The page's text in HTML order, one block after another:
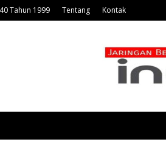
Tahun 1999 Tentang Kontak